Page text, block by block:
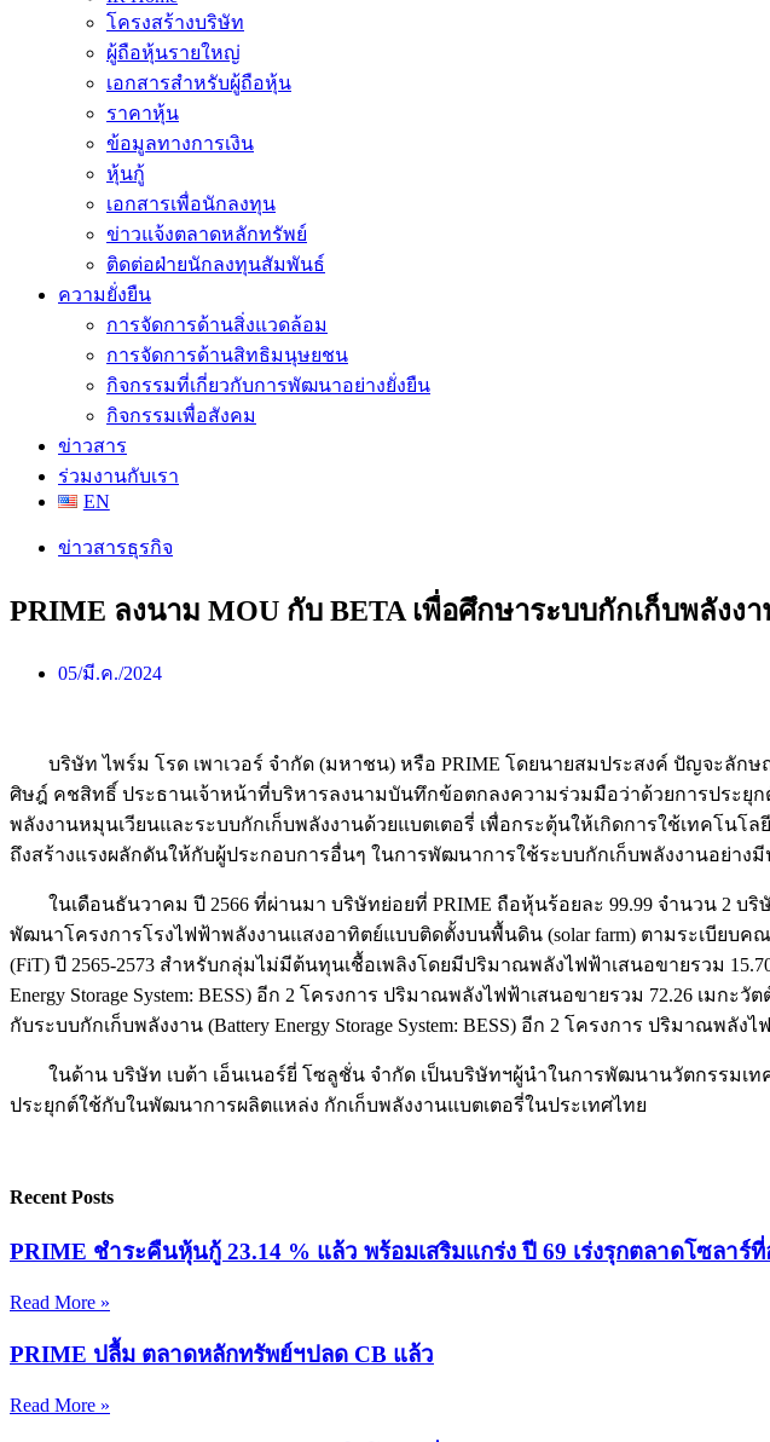
โครงสร้างบริษัท
ผู้ถือหุ้นรายใหญ่
เอกสารสำหรับผู้ถือหุ้น
ราคาหุ้น
ข้อมูลทางการเงิน
หุ้นกู้
เอกสารเพื่อนักลงทุน
ข่าวแจ้งตลาดหลักทรัพย์
ติดต่อฝ่ายนักลงทุนสัมพันธ์
ความยั่งยืน
การจัดการด้านสิ่งแวดล้อม
การจัดการด้านสิทธิมนุษยชน
กิจกรรมที่เกี่ยวกับการพัฒนาอย่างยั่งยืน
กิจกรรมเพื่อสังคม
ข่าวสาร
ร่วมงานกับเรา
EN
ข่าวสารธุรกิจ
PRIME ลงนาม MOU กับ BETA เพื่อศึกษาระบบกักเก็บพลังง
05/มี.ค./2024
บริษัท ไพร์ม โรด เพาเวอร์ จำกัด (มหาชน) หรือ PRIME โดยนายสมประสงค์ ปัญจะลักษ
ศิษฎ์ คชสิทธิ์ ประธานเจ้าหน้าที่บริหารลงนามบันทึกข้อตกลงความร่วมมือว่าด้วยการประยุ
พลังงานหมุนเวียนและระบบกักเก็บพลังงานด้วยแบตเตอรี่ เพื่อกระตุ้นให้เกิดการใช้เทคโน
ถึงสร้างแรงผลักดันให้กับผู้ประกอบการอื่นๆ ในการพัฒนาการใช้ระบบกักเก็บพลังงานอย่าง
ในเดือนธันวาคม ปี 2566 ที่ผ่านมา บริษัทย่อยที่ PRIME ถือหุ้นร้อยละ 99.99 จำนวน 2 บ
พัฒนาโครงการโรงไฟฟ้าพลังงานแสงอาทิตย์แบบติดตั้งบนพื้นดิน (solar farm) ตามระเบียบ
(FiT) ปี 2565-2573 สำหรับกลุ่มไม่มีต้นทุนเชื้อเพลิงโดยมีปริมาณพลังไฟฟ้าเสนอขายรวม
Energy Storage System: BESS) อีก 2 โครงการ ปริมาณพลังไฟฟ้าเสนอขายรวม 72.26 เ
กับระบบกักเก็บพลังงาน (Battery Energy Storage System: BESS) อีก 2 โครงการ ปริมาณพ
ในด้าน บริษัท เบต้า เอ็นเนอร์ยี่ โซลูชั่น จำกัด เป็นบริษัทฯผู้นำในการพัฒนานวัตกรรมเท
ประยุกต์ใช้กับในพัฒนาการผลิตแหล่ง กักเก็บพลังงานแบตเตอรี่ในประเทศไทย
Recent Posts
PRIME ชำระคืนหุ้นกู้ 23.14 % แล้ว พร้อมเสริมแกร่ง ปี 69 เร่งรุกตลาดโซลาร์
Read More »
PRIME ปลื้ม ตลาดหลักทรัพย์ฯปลด CB แล้ว
Read More »